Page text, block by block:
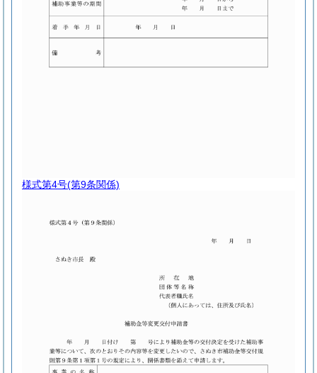
様式第4号(第9条関係)